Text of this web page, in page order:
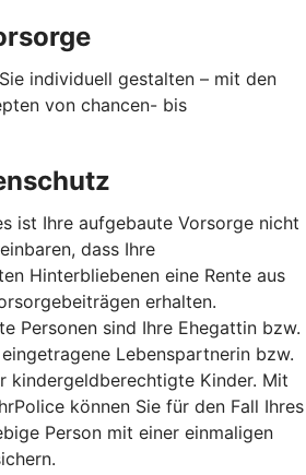
individuell gestalten – mit den
von chancen- bis
ist Ihre aufgebaute Vorsorge nicht
dass Ihre
Hinterbliebenen eine Rente aus
erhalten.
Personen sind Ihre Ehegattin bzw.
Lebenspartnerin bzw.
kindergeldberechtigte Kinder. Mit
können Sie für den Fall Ihres
Person mit einer einmaligen